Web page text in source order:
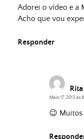
Adorei o vídeo e a
Acho que vou
Responder
Rita
Maio 17, 2013 às
😉